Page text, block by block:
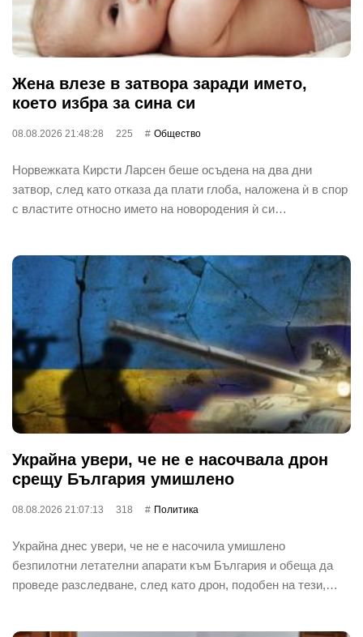
Жена влезе в затвора заради името,
което избра за сина си
08.08.2026 21:48:28 225 Общество
Норвежката Кирсти Ларсен беше осъдена на два дни
затвор, след като отказа да плати глоба, наложена ѝ в спор
с властите относно името на новородения ѝ си…
Украйна увери, че не е насочвала дрон
срещу България умишлено
08.08.2026 21:07:13 318 Политика
Украйна днес увери, че не е насочила умишлено
безпилотни летателни апарати към България и обеща да
проведе разследване, след като дрон, подобен на тези,…